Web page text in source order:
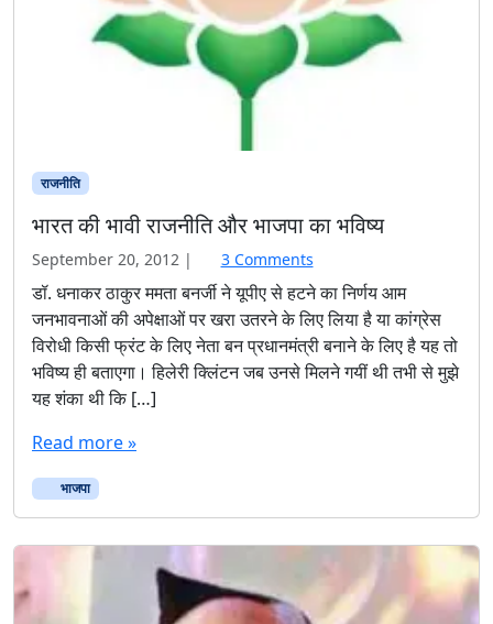
राजनीति
भारत की भावी राजनीति और भाजपा का भविष्य
September 20, 2012 | 3 Commentso
n
भा
र
त
की
डॉ. धनाकर ठाकुर ममता बनर्जी ने यूपीए से हटने का निर्णय आम
जनभावनाओं की अपेक्षाओं पर खरा उतरने के लिए लिया है या कांग्रेस
विरोधी किसी फ्रंट के लिए नेता बन प्रधानमंत्री बनाने के लिए है यह तो
भविष्य ही बताएगा। हिलेरी क्लिंटन जब उनसे मिलने गयीं थी तभी से मुझे
यह शंका थी कि […]
Read more »
भाजपा